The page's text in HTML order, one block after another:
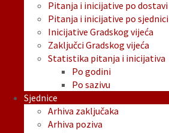
Pitanja i inicijative po dostavi
Pitanja i inicijative po sjednici
Inicijative Gradskog vijeća
Zaključci Gradskog vijeća
Statistika pitanja i inicijativa
Po godini
Po sazivu
Sjednice
Arhiva zaključaka
Arhiva poziva